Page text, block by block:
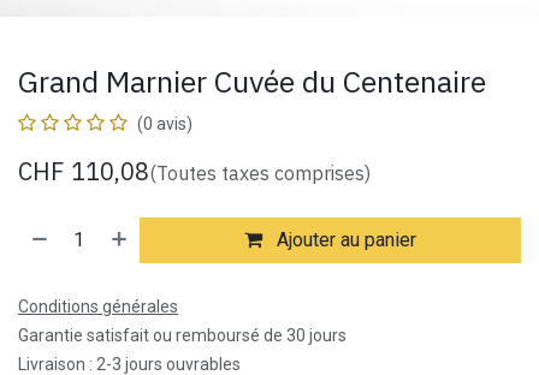
Grand Marnier Cuvée du Centenaire
(0 avis)
CHF 110,08(Toutes taxes comprises)
Ajouter au panier
Conditions générales
Garantie satisfait ou remboursé de 30 jours
Livraison : 2-3 jours ouvrables